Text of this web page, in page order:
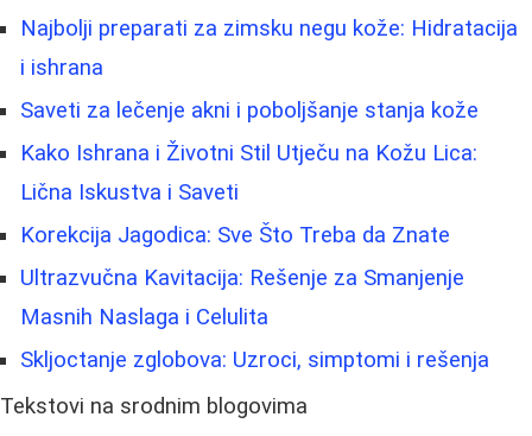
Najbolji preparati za zimsku negu kože: Hidratacija
i ishrana
Saveti za lečenje akni i poboljšanje stanja kože
Kako Ishrana i Životni Stil Utječu na Kožu Lica:
Lična Iskustva i Saveti
Korekcija Jagodica: Sve Što Treba da Znate
Ultrazvučna Kavitacija: Rešenje za Smanjenje
Masnih Naslaga i Celulita
Skljoctanje zglobova: Uzroci, simptomi i rešenja
Tekstovi na srodnim blogovima